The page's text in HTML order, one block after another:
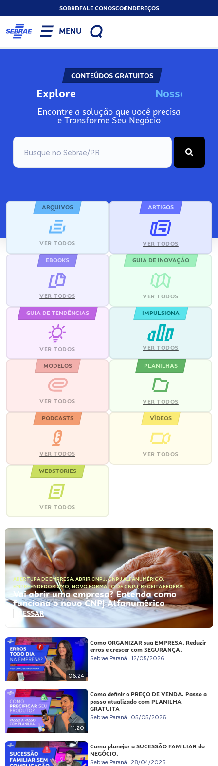
SOBREFALE CONOSCOENDEREÇOS
MENU
CONTEÚDOS GRATUITOS
Explore o
N
Encontre a solução que você precisa
e Transforme Seu Negócio
ARQUIVOS
VER TODOS
ARTIGOS
VER TODOS
EBOOKS
VER TODOS
GUIA DE INOVAÇÃO
VER TODOS
GUIA DE TENDÊNCIAS
VER TODOS
IMPULSIONA
VER TODOS
MODELOS
VER TODOS
PLANILHAS
VER TODOS
PODCASTS
VER TODOS
VÍDEOS
VER TODOS
WEBSTORIES
VER TODOS
ABERTURA DE EMPRESA, ABRIR CNPJ,CNPJ ALFANUMÉRICO,
EMPREENDEDORISMO, NOVO FORMATO DE CNPJ,RECEITA FEDERAL
Vai abrir uma empresa? Entenda como
funciona o novo CNPJ Alfanumérico
ACESSAR
06:24
Como ORGANIZAR sua EMPRESA. Reduzir
erros e crescer com SEGURANÇA.
Sebrae Paraná 12/05/2026
11:20
Como definir o PREÇO DE VENDA. Passo a
passo atualizado com PLANILHA
GRATUITA
Sebrae Paraná 05/05/2026
Como planejar a SUCESSÃO FAMILIAR do
NEGÓCIO.
Sebrae Paraná 28/04/2026